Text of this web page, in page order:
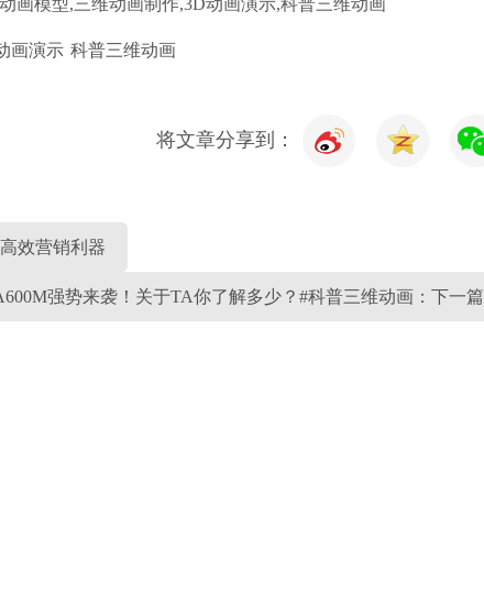
画模型,三维动画制作,3D动画演示,科普三维动画
画演示 科普三维动画
将文章分享到：
效营销利器
强势来袭！关于TA你了解多少？#科普三维动画：下一篇